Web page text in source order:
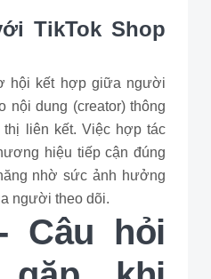
TikTok Shop
hội kết hợp giữa người
nội dung (creator) thông
liên kết. Việc hợp tác
hiệu tiếp cận đúng
nhờ sức ảnh hưởng
người theo dõi.
Câu hỏi